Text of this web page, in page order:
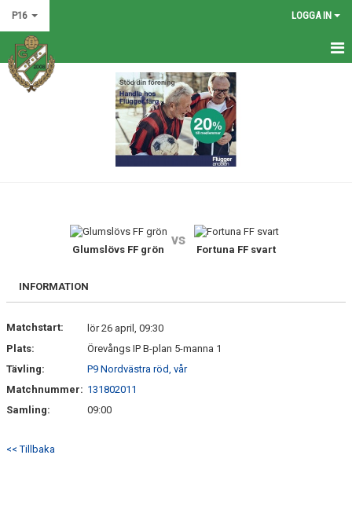
P16 LOGGA IN
HEM
DOKUMENT
Glumslövs FF grön
vs
Fortuna FF svart
INFORMATION
Matchstart:
lör 26 april, 09:30
Plats:
Örevångs IP B-plan 5-manna 1
Tävling:
P9 Nordvästra röd, vår
Matchnummer: 131802011
Samling:
09:00
<< Tillbaka